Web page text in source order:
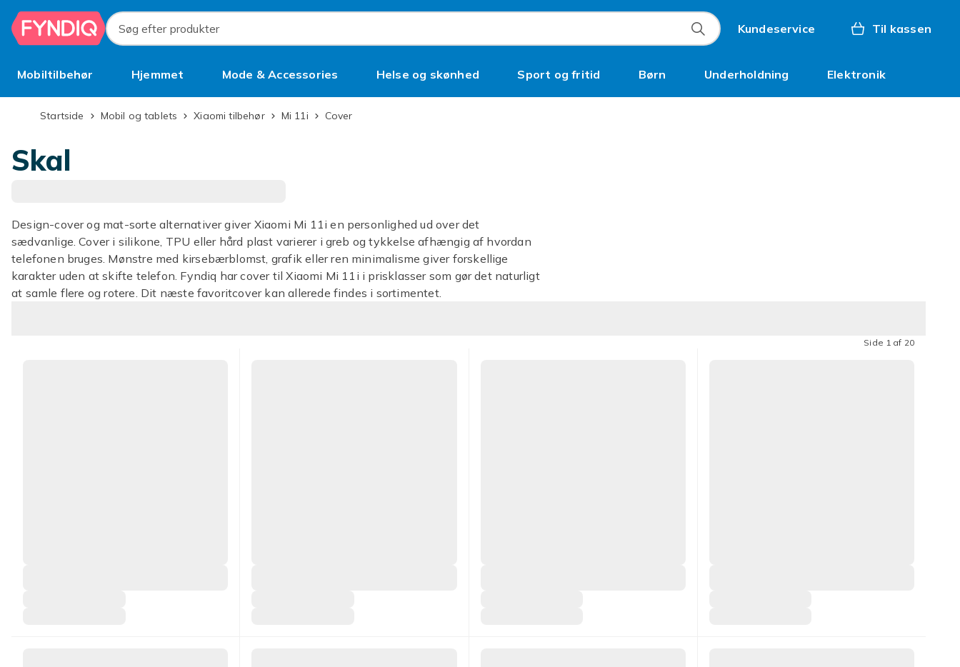
Spring til hovedindhold
Søg efter produkter
Kundeservice Til kassen
Mobiltilbehør Hjemmet Mode & Accessories Helse og skønhed Sport og fritid Børn Underholdning Elektronik
BrugtStartside Mobil og tablets Xiaomi tilbehør Mi 11i Cover
Skal
Design-cover og mat-sorte alternativer giver Xiaomi Mi 11i en personlighed ud over det
sædvanlige. Cover i silikone, TPU eller hård plast varierer i greb og tykkelse afhængig af hvordan
telefonen bruges. Mønstre med kirsebærblomst, grafik eller ren minimalisme giver forskellige
karakter uden at skifte telefon. Fyndiq har cover til Xiaomi Mi 11i i prisklasser som gør det naturligt
at samle flere og rotere. Dit næste favoritcover kan allerede findes i sortimentet.
Side 1 af 20